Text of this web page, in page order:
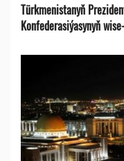
Türkmenistanyň
Konfederasiýasynyň